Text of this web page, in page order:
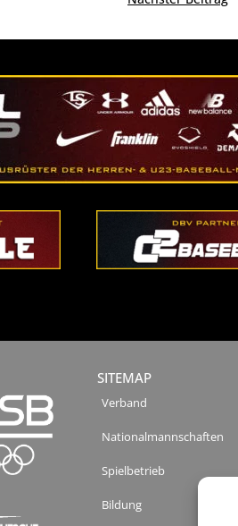
SITEMAP
Verband
Nationalmannschaften
Spielbetrieb
Bildung